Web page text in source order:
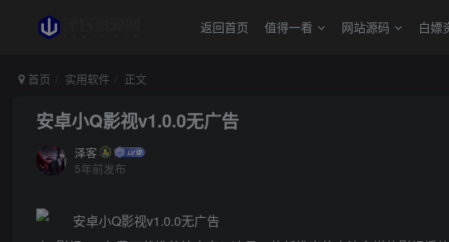
返回首页 值得一看 网站源码 白嫖
首页 实用软件 正文
安卓小Q影视v1.0.0无广告
泽客
5年前发布